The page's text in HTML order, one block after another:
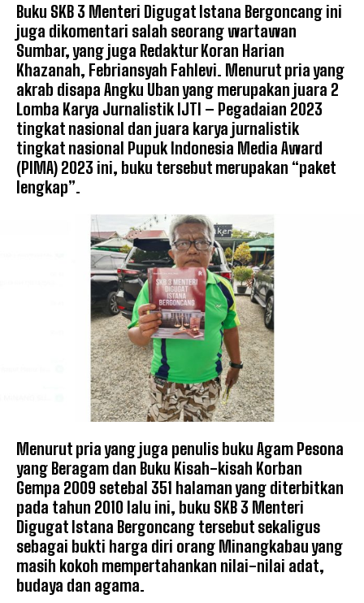
Buku SKB 3 Menteri Digugat Istana Bergoncang ini
juga dikomentari salah seorang wartawan
Sumbar, yang juga Redaktur Koran Harian
Khazanah, Febriansyah Fahlevi. Menurut pria yang
akrab disapa Angku Uban yang merupakan juara 2
Lomba Karya Jurnalistik IJTI – Pegadaian 2023
tingkat nasional dan juara karya jurnalistik
tingkat nasional Pupuk Indonesia Media Award
(PIMA) 2023 ini, buku tersebut merupakan “paket
lengkap”.
Menurut pria yang juga penulis buku Agam Pesona
yang Beragam dan Buku Kisah-kisah Korban
Gempa 2009 setebal 351 halaman yang diterbitkan
pada tahun 2010 lalu ini, buku SKB 3 Menteri
Digugat Istana Bergoncang tersebut sekaligus
sebagai bukti harga diri orang Minangkabau yang
masih kokoh mempertahankan nilai-nilai adat,
budaya dan agama.